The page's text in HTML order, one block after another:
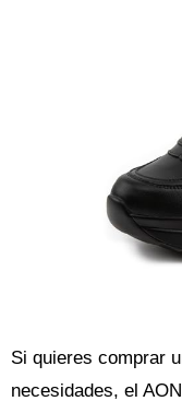
Si quieres comprar
necesidades, el